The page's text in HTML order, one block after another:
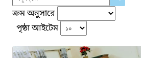
ক্রম অনুসারে
পৃষ্ঠা আইটেম